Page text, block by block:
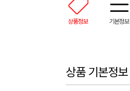
상품정보 기본정보
상품 기본정보